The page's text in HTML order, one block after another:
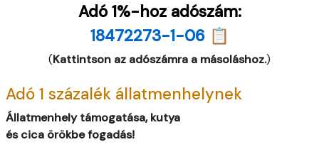
Adó 1%-hoz adószám:
18472273-1-06 📋
(Kattintson az adószámra a másoláshoz.)
Adó 1 százalék állatmenhelynek
Állatmenhely támogatása, kutya
és cica örökbe fogadás!